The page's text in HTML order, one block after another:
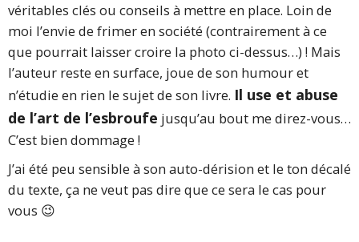
véritables clés ou conseils à mettre en place. Loin de
moi l’envie de frimer en société (contrairement à ce
que pourrait laisser croire la photo ci-dessus…) ! Mais
l’auteur reste en surface, joue de son humour et
n’étudie en rien le sujet de son livre. Il use et abuse
de l’art de l’esbroufe jusqu’au bout me direz-vous…
C’est bien dommage !
J’ai été peu sensible à son auto-dérision et le ton décalé
du texte, ça ne veut pas dire que ce sera le cas pour
vous 😉